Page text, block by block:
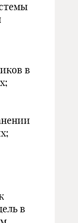
в
в